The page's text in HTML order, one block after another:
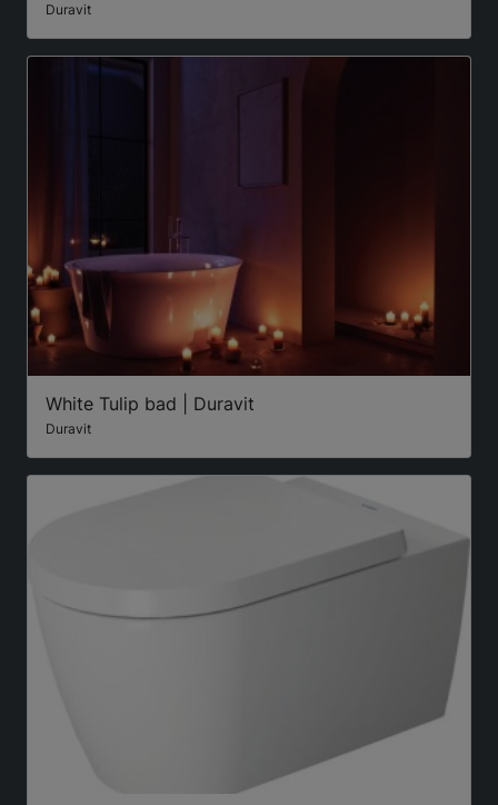
Duravit
White Tulip bad | Duravit
Duravit